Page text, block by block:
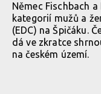
Němec Fischbach
kategorií mužů a
(EDC) na Špičáku.
dá ve zkratce
na českém území.